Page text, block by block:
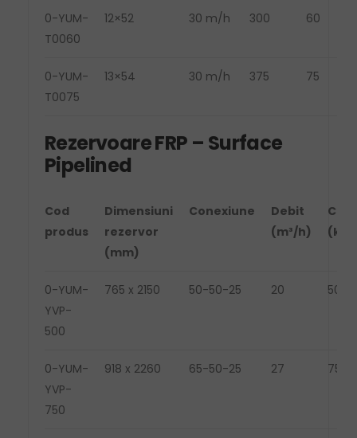
0-YUM-
T0060
12×52 30 m/h 300 60
0-YUM-
T0075
13×54 30 m/h 375 75
Rezervoare FRP – Surface
Pipelined
Cod
produs
Dimensiuni
rezervor
(mm)
Conexiune
Debit
(m³/h)
(kg)
0-YUM-
YVP-
500
765 x 2150 50-50-25 20 5000
0-YUM-
YVP-
750
918 x 2260 65-50-25 27 7500